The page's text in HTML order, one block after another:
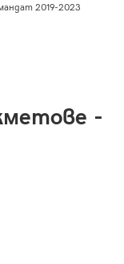
2019-2023
-